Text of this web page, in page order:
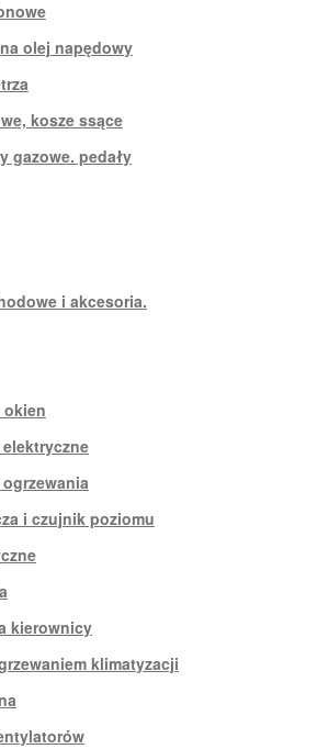
olej napędowy
kosze ssące
gazowe. pedały
i akcesoria.
okien
i czujnik poziomu
kierownicy
klimatyzacji